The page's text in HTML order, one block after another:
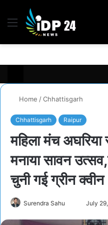
Menu
Home /Chhattisgarh
Chhattisgarh Raipur
महिला मंच
मनाया सावन
चुनी गई ग्रीन क्वीन
Surendra Sahu July